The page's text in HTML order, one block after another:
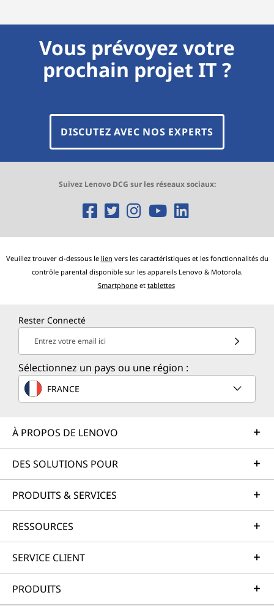
Vous prévoyez votre
prochain projet IT ?
DISCUTEZ AVEC NOS EXPERTS
Suivez Lenovo DCG sur les réseaux sociaux:
O
p
e
n
a
n
e
i
n
d
o
o
O
p
e
n
a
e
d
o
o
O
p
e
n
a
e
d
o
o
O
p
e
n
a
e
d
o
o
O
p
e
n
a
e
d
o
o
Veuillez trouver ci-dessous le lien vers les caractéristiques et les fonctionnalités du
contrôle parental disponible sur les appareils Lenovo & Motorola.
Smartphoneet tablettes
Rester Connecté
Entrez votre email ici
Sélectionnez un pays ou une région :
FRANCE
À PROPOS DE LENOVO
DES SOLUTIONS POUR
PRODUITS & SERVICES
RESSOURCES
SERVICE CLIENT
PRODUITS